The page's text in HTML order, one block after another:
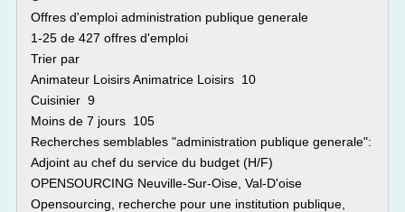
Offres d'emploi administration publique generale
1-25 de 427 offres d'emploi
Trier par
Animateur Loisirs Animatrice Loisirs 10
Cuisinier 9
Moins de 7 jours 105
Recherches semblables "administration publique generale":
Adjoint au chef du service du budget (H/F)
OPENSOURCING Neuville-Sur-Oise, Val-D'oise
Opensourcing, recherche pour une institution publique,